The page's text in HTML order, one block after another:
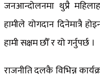
जनआन्दोलनमा थुप्रै
हामीले योगदान दिनेमात्रै
हामी सक्षम छौँ र यो गर्नुपर्छ ।
राजनीति दलकै विभिन्न